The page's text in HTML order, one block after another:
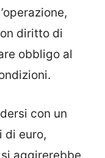
diritto di
obbligo al
con un
di euro,
aggirerebbe